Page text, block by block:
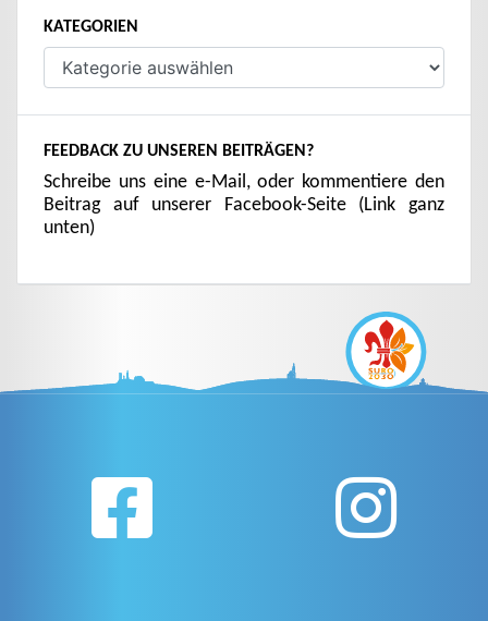
KATEGORIEN
FEEDBACK ZU UNSEREN BEITRÄGEN?
Schreibe uns eine e-Mail, oder kommentiere den
Beitrag auf unserer Facebook-Seite (Link ganz
unten)